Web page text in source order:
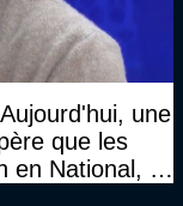
une
que les
en National, et